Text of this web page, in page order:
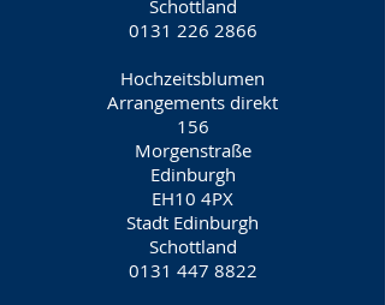
Schottland
0131 226 2866
Hochzeitsblumen
Arrangements direkt
156
Morgenstraße
Edinburgh
EH10 4PX
Stadt Edinburgh
Schottland
0131 447 8822